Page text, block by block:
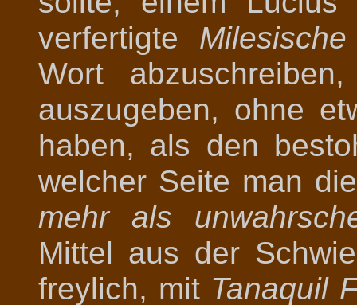
verfertigte
Wort
auszugeben, ohne
haben, als den
welcher Seite man
mehr als
Mittel aus der
freylich, mit Tanaquil